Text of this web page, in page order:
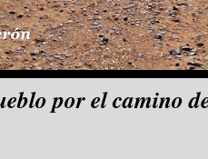
por el camino